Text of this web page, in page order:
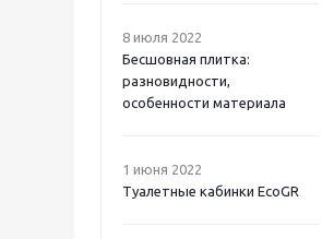
8 июля 2022
Бесшовная плитка:
разновидности,
особенности материала
1 июня 2022
Туалетные кабинки EcoGR